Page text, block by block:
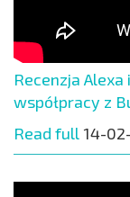
Recenzja
współpracy z
Read full 14-